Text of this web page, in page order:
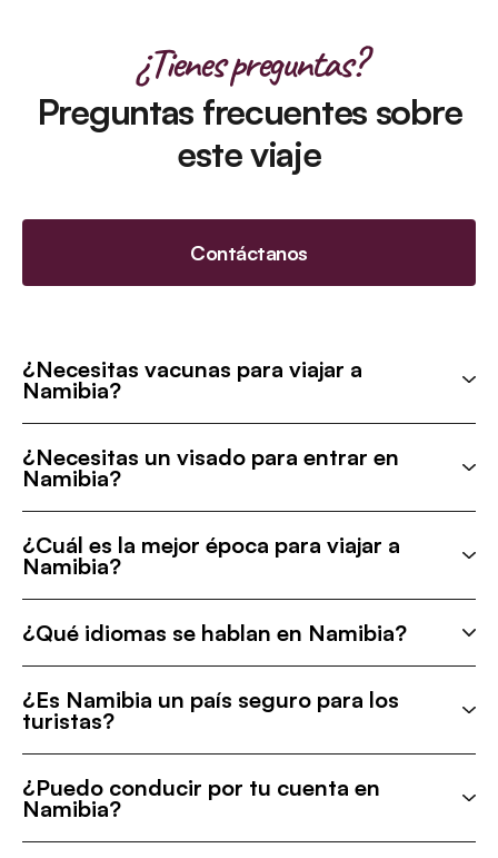
¿Tienes preguntas?
Preguntas frecuentes sobre
este viaje
Contáctanos
¿Necesitas vacunas para viajar a
Namibia?
¿Necesitas un visado para entrar en
Namibia?
¿Cuál es la mejor época para viajar a
Namibia?
¿Qué idiomas se hablan en Namibia?
¿Es Namibia un país seguro para los
turistas?
¿Puedo conducir por tu cuenta en
Namibia?